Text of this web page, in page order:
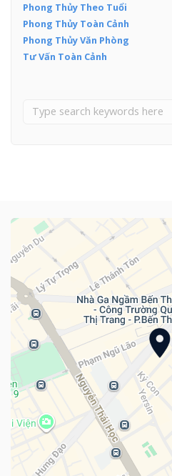
Phong Thủy Theo Tuổi
Phong Thủy Toàn Cảnh
Phong Thủy Văn Phòng
Tư Vấn Toàn Cảnh